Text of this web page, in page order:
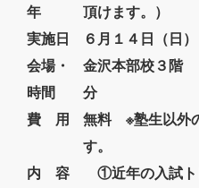
年
頂けます。）
実施日
６月１４日（日
会場・
時間
金沢本部校３階
分
費 用
無料 ※塾生以外
す。
内 容
①近年の入試ト